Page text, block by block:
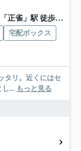
雀」駅 徒歩15分
宅配ボックス
タリ。近くにはセ
し... もっと見る